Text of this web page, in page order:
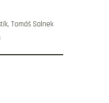
Tomáš Salnek